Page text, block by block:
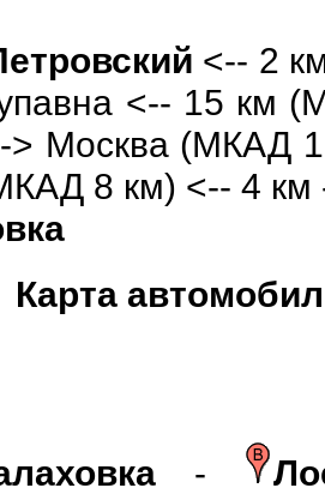
<-- 2
<-- 15 км
> Москва (МКАД
8 км) <-- 4
Карта
-